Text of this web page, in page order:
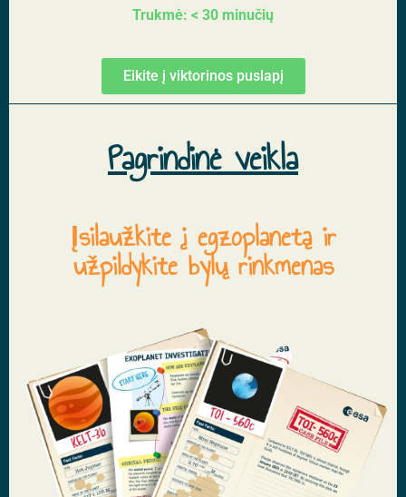
Trukmė: < 30 minučių
Eikite į viktorinos puslapį
Pagrindinė veikla
Įsilaužkite į egzoplanetą ir
užpildykite bylų rinkmenas